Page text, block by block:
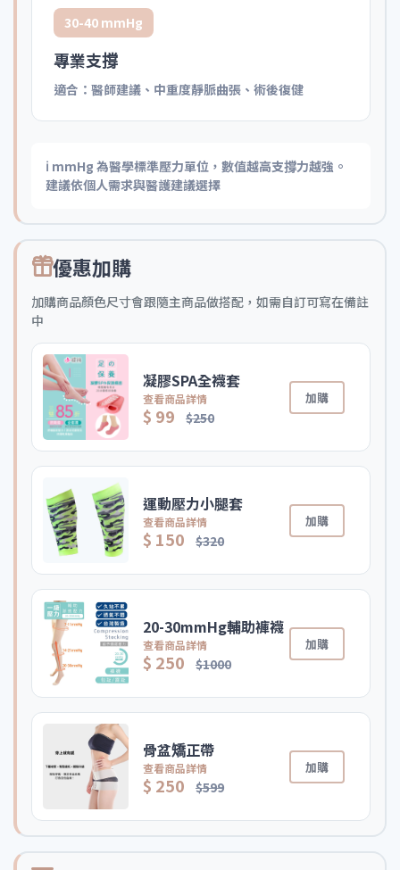
30-40 mmHg
專業支撐
適合：醫師建議、中重度靜脈曲張、術後復健
ℹ️ mmHg 為醫學標準壓力單位，數值越高支撐力越強。
建議依個人需求與醫護建議選擇
優惠加購
加購商品顏色尺寸會跟隨主商品做搭配，如需自訂可寫在備註
中
凝膠SPA全襪套
查看商品詳情
$ 99 $250
加購
運動壓力小腿套
查看商品詳情
$ 150 $320
加購
20-30mmHg輔助褲襪
查看商品詳情
$ 250 $1000
加購
骨盆矯正帶
查看商品詳情
$ 250 $599
加購